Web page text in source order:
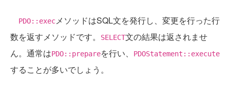
PDO::execメソッドはSQL文を発行し、変更を行った行
数を返すメソッドです。
SELECT文の結果は返されませ
ん。通常はPDO::prepareを行い、 PDOStatement::execute
することが多いでしょう。